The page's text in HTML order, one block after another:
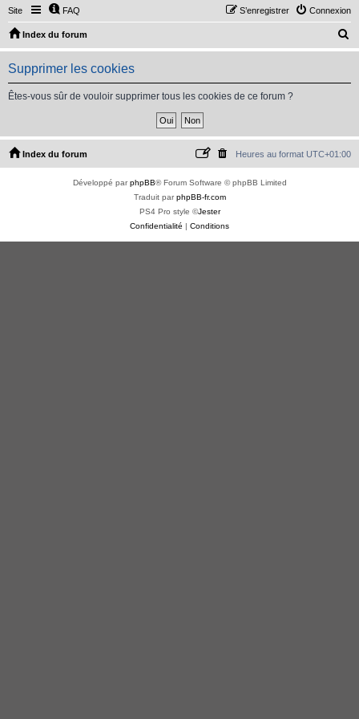
Site FAQ Connexion
S’enregistrer
Index du forum
e
h
Supprimer les cookies
Êtes-vous sûr de vouloir supprimer tous les cookies de ce forum ?
Index du forum Heures au format UTC+01:00
Développé parphpBB® Forum Software © phpBB Limited
Traduit parphpBB-fr.com
PS4 Pro style ©Jester
Confidentialité | Conditions